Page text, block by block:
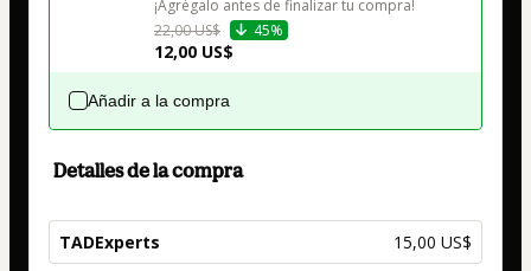
¡Agrégalo antes de finalizar tu compra!
22,00 US$
45%
12,00 US$
Añadir a la compra
Detalles de la compra
TADExperts 15,00 US$